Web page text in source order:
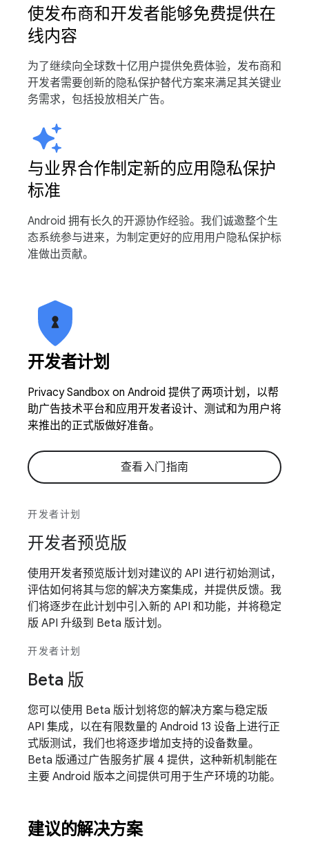
使发布商和开发者能够免费提供在
线内容
为了继续向全球数十亿用户提供免费体验，发布商和
开发者需要创新的隐私保护替代方案来满足其关键业
务需求，包括投放相关广告。
与业界合作制定新的应用隐私保护
标准
Android 拥有长久的开源协作经验。我们诚邀整个生
态系统参与进来，为制定更好的应用用户隐私保护标
准做出贡献。
开发者计划
Privacy Sandbox on Android 提供了两项计划，以帮
助广告技术平台和应用开发者设计、测试和为用户将
来推出的正式版做好准备。
查看入门指南
开发者计划
开发者预览版
使用开发者预览版计划对建议的 API 进行初始测试，
评估如何将其与您的解决方案集成，并提供反馈。我
们将逐步在此计划中引入新的 API 和功能，并将稳定
版 API 升级到 Beta 版计划。
开发者计划
Beta 版
您可以使用 Beta 版计划将您的解决方案与稳定版
API 集成，以在有限数量的 Android 13 设备上进行正
式版测试，我们也将逐步增加支持的设备数量。
Beta 版通过广告服务扩展 4 提供，这种新机制能在
主要 Android 版本之间提供可用于生产环境的功能。
建议的解决方案